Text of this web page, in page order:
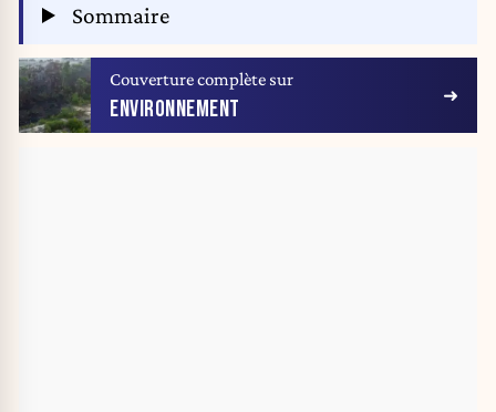
Sommaire
Couverture complète sur
ENVIRONNEMENT